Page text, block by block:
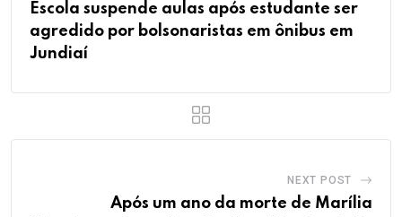
Escola suspende aulas após estudante ser
agredido por bolsonaristas em ônibus em
Jundiaí
NEXT POST
Após um ano da morte de Marília